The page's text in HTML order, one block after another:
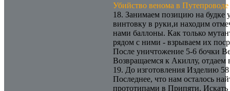
Убийство венома в Путепроводе
18. Занимаем позицию на будке
винтовку в руки,и находим
нами баллоны. Как только
рядом с ними - взрываем их
После уничтожение 5-6 бочки
Возвращаемся к Акиллу, отдаем
19. До изготовления Изделию 58
Последнее, что нам осталось
прототипами в Припяти. Искать